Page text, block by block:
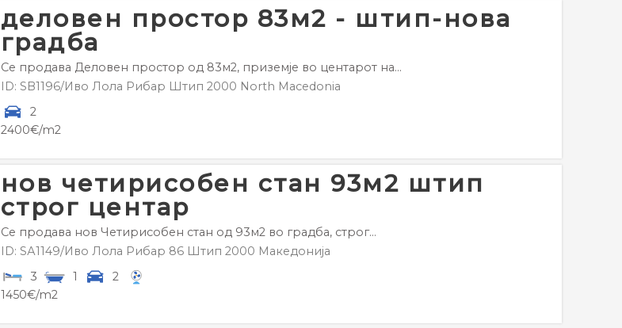
деловен простор 83м2 - штип-нова
градба
Се продава Деловен простор од 83м2, приземје во центарот на...
ID: SB1196/Иво Лола Рибар Штип 2000 North Macedonia
2
2400€/m2
нов четирисобен стан 93м2 штип
строг центар
Се продава нов Четирисобен стан од 93м2 во градба, строг...
ID: SА1149/Иво Лола Рибар 86 Штип 2000 Македонија
3
1
2
1450€/m2